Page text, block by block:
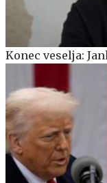
Konec veselja: